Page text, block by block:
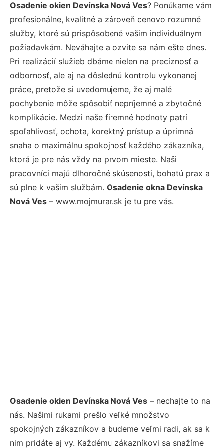
Osadenie okien Devínska Nová Ves? Ponúkame vám
profesionálne, kvalitné a zároveň cenovo rozumné
služby, ktoré sú prispôsobené vašim individuálnym
požiadavkám. Neváhajte a ozvite sa nám ešte dnes.
Pri realizácií služieb dbáme nielen na precíznosť a
odbornosť, ale aj na dôslednú kontrolu vykonanej
práce, pretože si uvedomujeme, že aj malé
pochybenie môže spôsobiť nepríjemné a zbytočné
komplikácie. Medzi naše firemné hodnoty patrí
spoľahlivosť, ochota, korektný prístup a úprimná
snaha o maximálnu spokojnosť každého zákazníka,
ktorá je pre nás vždy na prvom mieste. Naši
pracovníci majú dlhoročné skúsenosti, bohatú prax a
sú plne k vašim službám. Osadenie okna Devínska
Nová Ves – www.mojmurar.sk je tu pre vás.
Osadenie okien Devínska Nová Ves – nechajte to na
nás. Našimi rukami prešlo veľké množstvo
spokojných zákazníkov a budeme veľmi radi, ak sa k
nim pridáte aj vy. Každému zákazníkovi sa snažíme